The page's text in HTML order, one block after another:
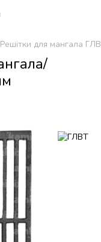
Решітки для мангала